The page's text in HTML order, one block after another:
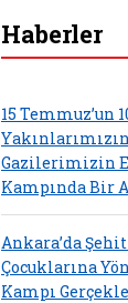
Haberler
15 Temmuz’un
Gazilerimizin
Kampında Bir
Ankara’da Şehit
Çocuklarına
Kampı